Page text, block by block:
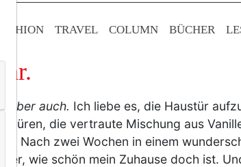
TRAVEL COLUMN BÜCHER
aber auch. Ich liebe es, die Haustür
die vertraute Mischung aus
Nach zwei Wochen in einem
wie schön mein Zuhause doch ist.